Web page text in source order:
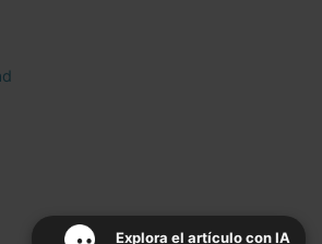
Explora el artículo con IA